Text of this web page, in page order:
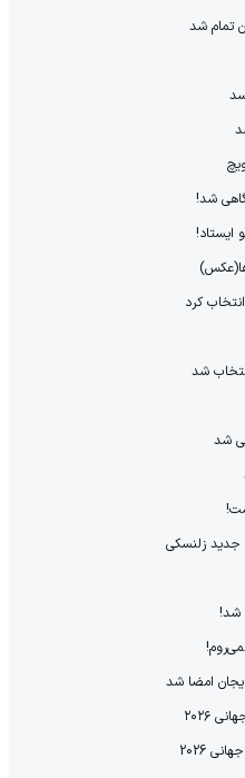
شد!
ایستاد!
کرد
شد
شد
زلنسکی
شد!
امضا شد
۲۰۲۶
2026